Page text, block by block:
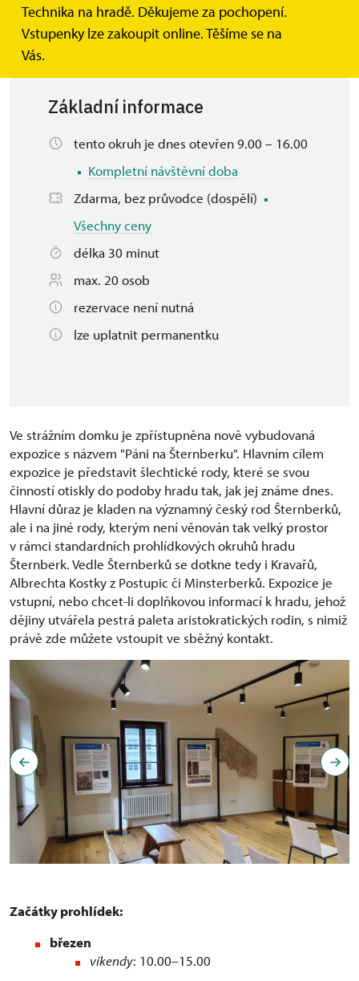
Technika na hradě. Děkujeme za pochopení.
Vstupenky lze zakoupit online. Těšíme se na
Vás.
podoby hradu tak, jak jej známe dnes.
Základní informace
tento okruh je dnes otevřen 9.00 – 16.00
Kompletní návštěvní doba
Zdarma, bez průvodce (dospělí)
Všechny ceny
délka 30 minut
max. 20 osob
rezervace není nutná
lze uplatnit permanentku
Ve strážním domku je zpřístupněna nově vybudovaná
expozice s názvem "Páni na Šternberku". Hlavním cílem
expozice je představit šlechtické rody, které se svou
činností otiskly do podoby hradu tak, jak jej známe dnes.
Hlavní důraz je kladen na významný český rod Šternberků,
ale i na jiné rody, kterým není věnován tak velký prostor
v rámci standardních prohlídkových okruhů hradu
Šternberk. Vedle Šternberků se dotkne tedy i Kravařů,
Albrechta Kostky z Postupic či Minsterberků. Expozice je
vstupní, nebo chcet-li doplňkovou informací k hradu, jehož
dějiny utvářela pestrá paleta aristokratických rodin, s nimiž
právě zde můžete vstoupit ve sběžný kontakt.
Začátky prohlídek:
březen
víkendy: 10.00–15.00